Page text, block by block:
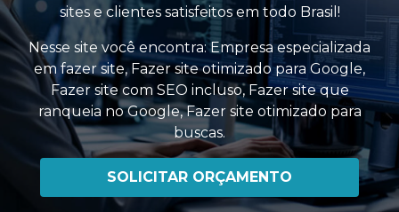
sites e clientes satisfeitos em todo Brasil!
Nesse site você encontra:Empresa especializada
em fazer site,Fazer site otimizado para Google,
Fazer site com SEO incluso, Fazer site que
ranqueia no Google,Fazer site otimizado para
buscas.
SOLICITAR ORÇAMENTO